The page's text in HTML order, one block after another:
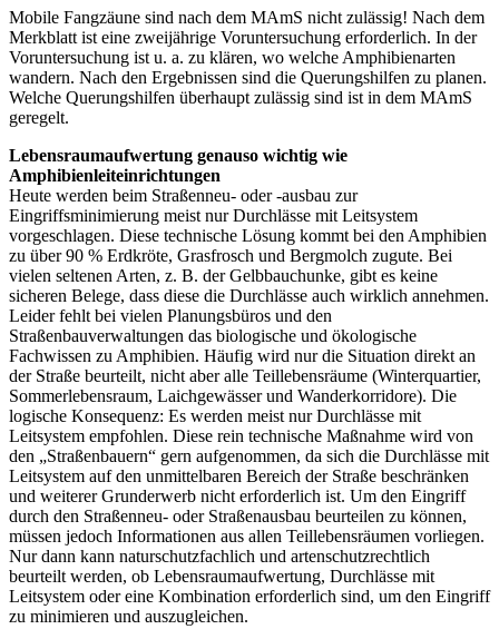
Mobile Fangzäune sind nach dem MAmS nicht zulässig! Nach dem
Merkblatt ist eine zweijährige Voruntersuchung erforderlich. In der
Voruntersuchung ist u. a. zu klären, wo welche Amphibienarten
wandern. Nach den Ergebnissen sind die Querungshilfen zu planen.
Welche Querungshilfen überhaupt zulässig sind ist in dem MAmS
geregelt.
Lebensraumaufwertung genauso wichtig wie
Amphibienleiteinrichtungen
Heute werden beim Straßenneu- oder -ausbau zur
Eingriffsminimierung meist nur Durchlässe mit Leitsystem
vorgeschlagen. Diese technische Lösung kommt bei den Amphibien
zu über 90 % Erdkröte, Grasfrosch und Bergmolch zugute. Bei
vielen seltenen Arten, z. B. der Gelbbauchunke, gibt es keine
sicheren Belege, dass diese die Durchlässe auch wirklich annehmen.
Leider fehlt bei vielen Planungsbüros und den
Straßenbauverwaltungen das biologische und ökologische
Fachwissen zu Amphibien. Häufig wird nur die Situation direkt an
der Straße beurteilt, nicht aber alle Teillebensräume (Winterquartier,
Sommerlebensraum, Laichgewässer und Wanderkorridore). Die
logische Konsequenz: Es werden meist nur Durchlässe mit
Leitsystem empfohlen. Diese rein technische Maßnahme wird von
den „Straßenbauern“ gern aufgenommen, da sich die Durchlässe mit
Leitsystem auf den unmittelbaren Bereich der Straße beschränken
und weiterer Grunderwerb nicht erforderlich ist. Um den Eingriff
durch den Straßenneu- oder Straßenausbau beurteilen zu können,
müssen jedoch Informationen aus allen Teillebensräumen vorliegen.
Nur dann kann naturschutzfachlich und artenschutzrechtlich
beurteilt werden, ob Lebensraumaufwertung, Durchlässe mit
Leitsystem oder eine Kombination erforderlich sind, um den Eingriff
zu minimieren und auszugleichen.